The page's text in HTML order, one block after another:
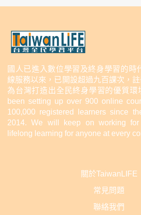
國人已進入數位學習及終身學習的時
線服務以來，已開設超過九百課次，
為台灣打造出全民終身學習的優質環
been setting up over 900 online
100,000 registered learners since
2014. We will keep on working
lifelong learning for anyone at every
關於TaiwanLIFE
常見問題
聯絡我們